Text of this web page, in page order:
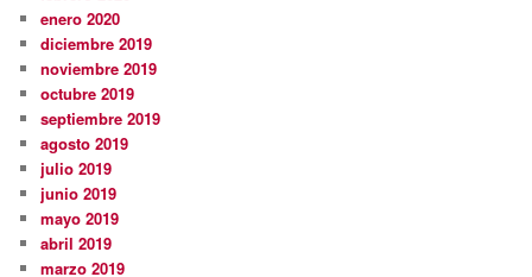
enero 2020
diciembre 2019
noviembre 2019
octubre 2019
septiembre 2019
agosto 2019
julio 2019
junio 2019
mayo 2019
abril 2019
marzo 2019